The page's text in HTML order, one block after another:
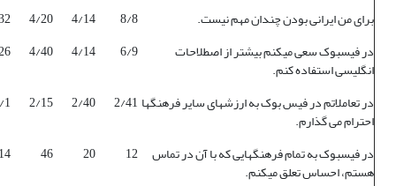
برای من ایرانی بودن چندان مهم نیست. 8/8
4/14
4/20
در فیس­بوک سعی می­کنم بیشتر از اصطلاحات
انگلیسی استفاده کنم.
6/9
4/14
4/40
در تعاملاتم در فیس بوک به ارزش­های سایر فرهنگ­ها
احترام می گذارم.
2/41
2/40
2/15
در فیس­بوک به تمام فرهنگ­هایی که با آن در تماس
هستم، احساس تعلق می­کنم.
12
20
46